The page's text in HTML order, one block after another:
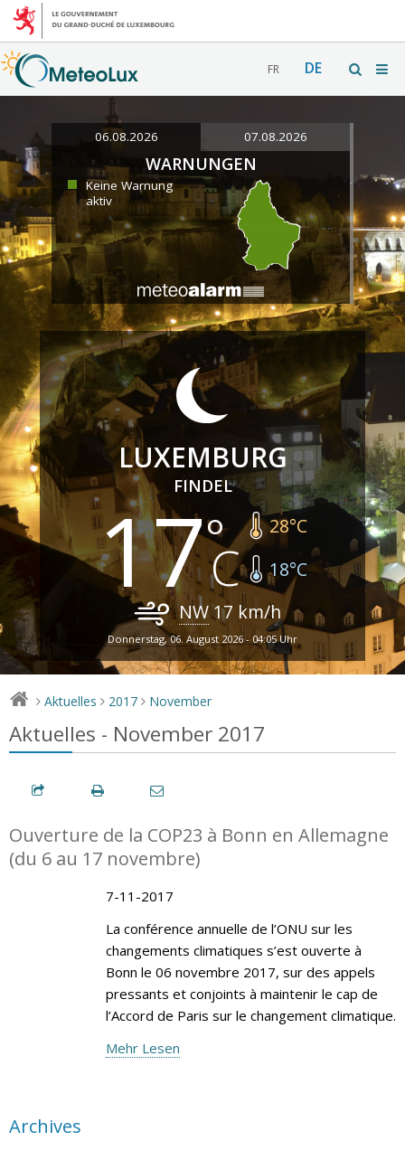
FR DE
06.08.2026 07.08.2026
WARNUNGEN
Keine Warnung
aktiv
LUXEMBURG
FINDEL
17 28°C
18°C
NW17 km/h
Donnerstag, 06. August 2026 - 04:05 Uhr
> Aktuelles > 2017 > November
Aktuelles - November 2017
Ouverture de la COP23 à Bonn en Allemagne
(du 6 au 17 novembre)
7-11-2017
La conférence annuelle de l’ONU sur les
changements climatiques s’est ouverte à
Bonn le 06 novembre 2017, sur des appels
pressants et conjoints à maintenir le cap de
l’Accord de Paris sur le changement climatique.
Mehr Lesen
Archives